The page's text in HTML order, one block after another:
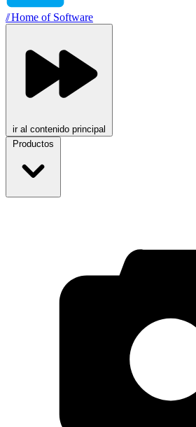
//Home of Software
ir al contenido principal
Productos